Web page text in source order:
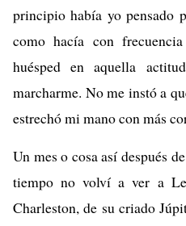
principio había yo pensado
como hacía con
huésped en aquella
marcharme. No me instó a
estrechó mi mano con más
Un mes o cosa así después
tiempo no volví a ver a
Charleston, de su criado